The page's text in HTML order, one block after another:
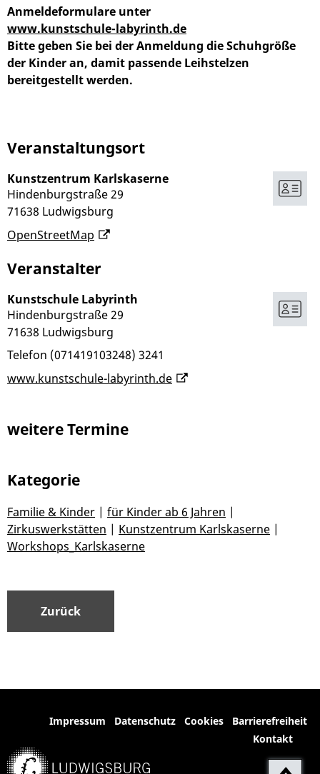
Anmeldeformulare unter
www.kunstschule-labyrinth.de
Bitte geben Sie bei der Anmeldung die Schuhgröße
der Kinder an, damit passende Leihstelzen
bereitgestellt werden.
Veranstaltungsort
Kunstzentrum Karlskaserne
Hindenburgstraße 29
71638 Ludwigsburg
OpenStreetMap
Veranstalter
Kunstschule Labyrinth
Hindenburgstraße 29
71638 Ludwigsburg
Telefon (071419103248) 3241
www.kunstschule-labyrinth.de
weitere Termine
Kategorie
Familie & Kinder | für Kinder ab 6 Jahren |
Zirkuswerkstätten | Kunstzentrum Karlskaserne |
Workshops_Karlskaserne
Zurück
Impressum Datenschutz Cookies
Barrierefreiheit
Kontakt